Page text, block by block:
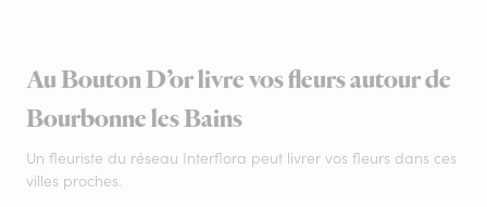
Au Bouton D’or livre vos fleurs autour de
Bourbonne les Bains
Un fleuriste du réseau Interflora peut livrer vos fleurs dans ces
villes proches.